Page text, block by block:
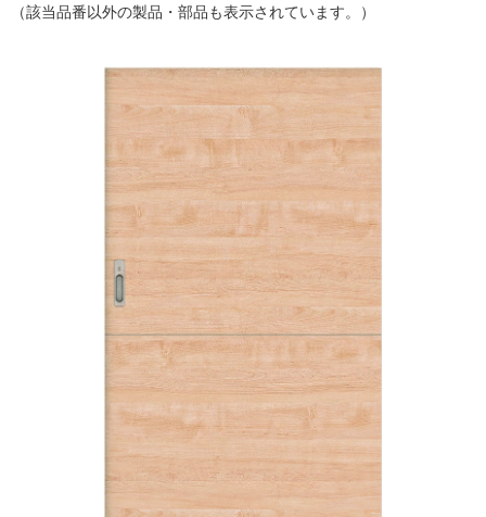
（該当品番以外の製品・部品も表示されています。）